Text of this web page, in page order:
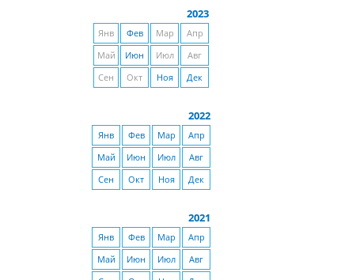
2023
Янв Фев Мар
Апр
Май
Июн Июл
Авг
Сен
Окт Ноя Дек
2022
Янв Фев Мар
Апр
Май
Июн Июл
Авг
Сен
Окт Ноя Дек
2021
Янв Фев Мар
Апр
Май
Июн Июл
Авг